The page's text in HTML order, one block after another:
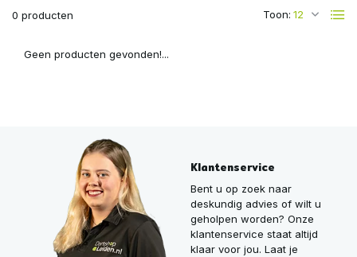
0 producten Toon:
Geen producten gevonden!...
Klantenservice
Bent u op zoek naar
deskundig advies of wilt u
geholpen worden? Onze
klantenservice staat altijd
klaar voor jou. Laat je